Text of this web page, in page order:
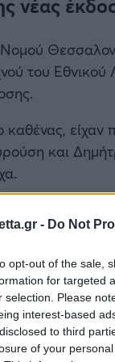
- Do Not
opt-out of the sale,
for targeted
selection. Please
interest-based
to third
of your
νέας
του Εθνικού
είχαν
και
έφερε τύχη
τον ίδιο
η ζωή
«Το
που